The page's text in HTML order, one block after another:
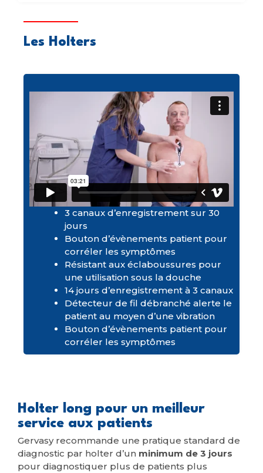
Les Holters
3 canaux d’enregistrement sur 30
jours
Bouton d’évènements patient pour
corréler les symptômes
Résistant aux éclaboussures pour
une utilisation sous la douche
14 jours d’enregistrement à 3 canaux
Détecteur de fil débranché alerte le
patient au moyen d’une vibration
Bouton d’évènements patient pour
corréler les symptômes
Holter long pour un meilleur
service aux patients
Gervasy recommande une pratique standard de
diagnostic par holter d’un minimum de 3 jours
pour diagnostiquer plus de patients plus